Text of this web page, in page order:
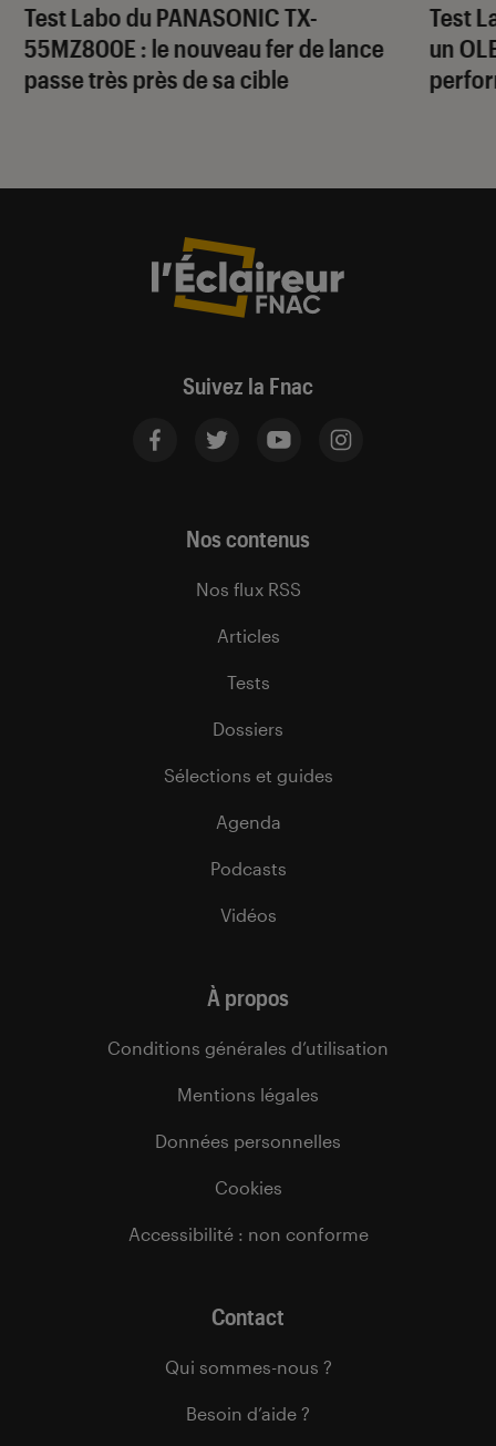
Test Labo du PANASONIC TX-
55MZ800E : le nouveau fer de lance
passe très près de sa cible
Test
un
Suivez la Fnac
Nos contenus
Nos flux RSS
Articles
Tests
Dossiers
Sélections et guides
Agenda
Podcasts
Vidéos
À propos
Conditions générales d’utilisation
Mentions légales
Données personnelles
Cookies
Accessibilité : non conforme
Contact
Qui sommes-nous ?
Besoin d’aide ?